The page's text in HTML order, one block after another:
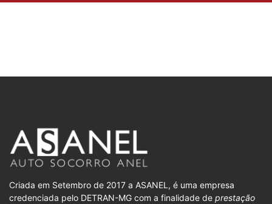
Criada em Setembro de 2017 a ASANEL, é uma empresa
credenciada pelo DETRAN-MG com a finalidade de prestação